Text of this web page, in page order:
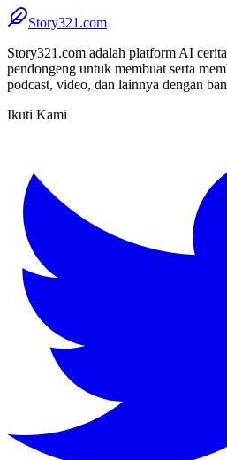
Story321.com
Story321.com adalah platform AI
pendongeng untuk membuat serta
podcast, video, dan lainnya dengan
Ikuti Kami